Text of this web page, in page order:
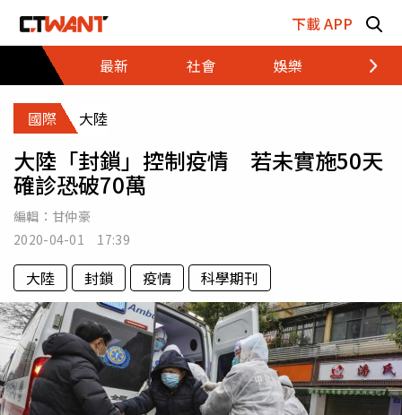
下載 APP
最新
社會 娛樂 財經
國際 大陸
大陸「封鎖」控制疫情 若未實施50天
確診恐破70萬
編輯： 甘仲豪
2020-04-01 17:39
大陸 封鎖 疫情 科學期刊